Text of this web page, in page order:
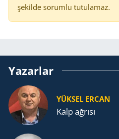
şekilde sorumlu tutulamaz.
Yazarlar
YÜKSEL ERCAN
Kalp ağrısı